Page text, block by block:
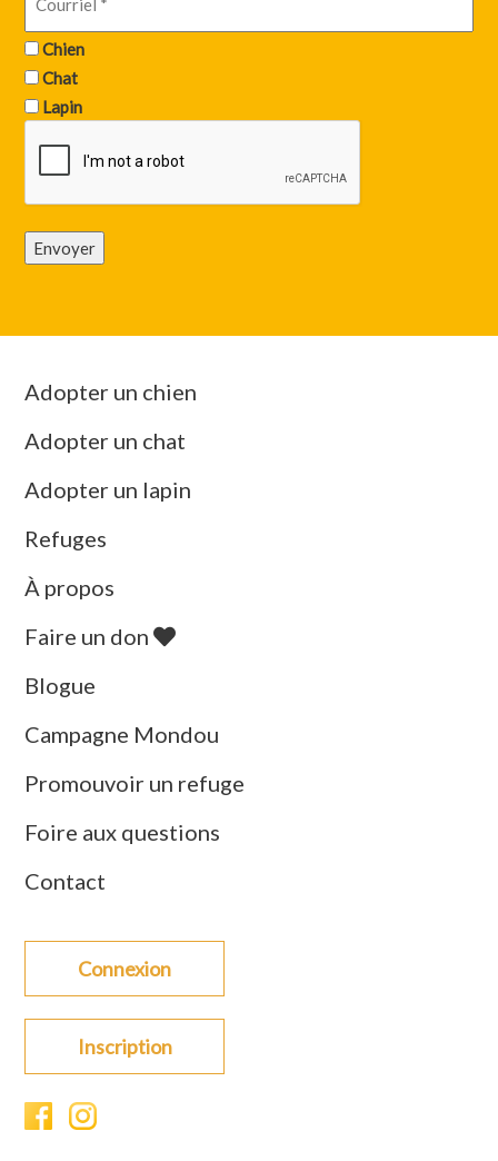
Chien
Chat
Lapin
Envoyer
Adopter un chien
Adopter un chat
Adopter un lapin
Refuges
À propos
Faire un don
Blogue
Campagne Mondou
Promouvoir un refuge
Foire aux questions
Contact
Connexion
Inscription